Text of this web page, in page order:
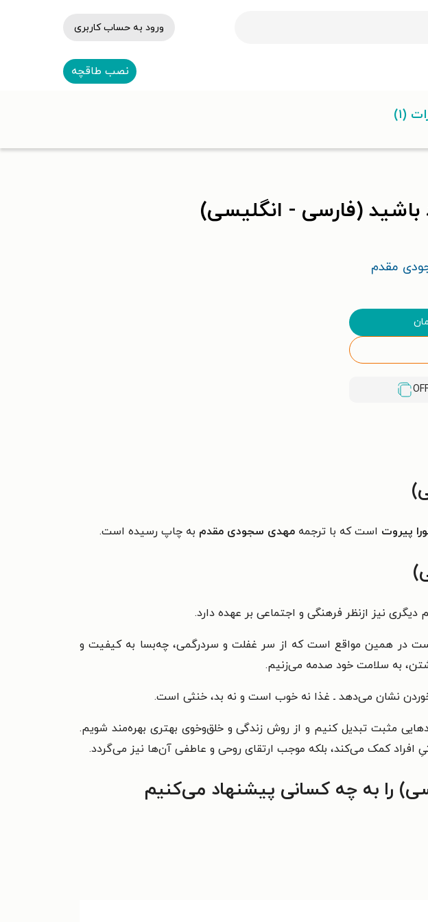
ورود به حساب کاربری
نصب طاقچه
(فارسی - انگلیسی)
مقدم
(۱)
پیروت است که با ترجمه مهدی سجودی مقدم به چاپ رسیده است.
نیز ازنظر فرهنگی و اجتماعی بر عهده دارد.
در همین مواقع است که از سر غفلت و سردرگمی، چه‌بسا به کیفیت و
به سلامت خود صدمه می‌زنیم.
نشان می‌دهد ـ غذا نه خوب است و نه بد، خنثی است.
مثبت تبدیل کنیم و از روش زندگی و خلق‌وخوی بهتری بهره‌مند شویم.
افراد کمک می‌کند، بلکه موجب ارتقای روحی و عاطفی آن‌ها نیز می‌گردد.
را به چه کسانی پیشنهاد می‌کنیم